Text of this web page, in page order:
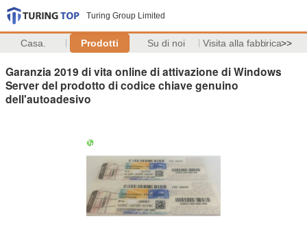
Turing Group Limited
Casa. Prodotti Su di noi Visita alla fabbrica>>
Garanzia 2019 di vita online di attivazione di Windows
Server del prodotto di codice chiave genuino
dell'autoadesivo